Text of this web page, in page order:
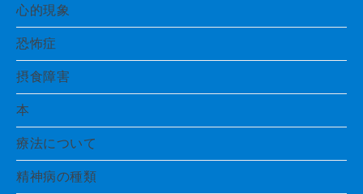
心的現象
恐怖症
摂食障害
本
療法について
精神病の種類